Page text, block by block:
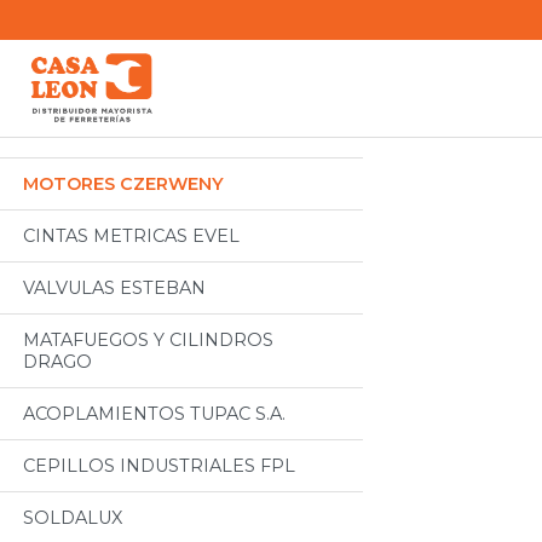
Categorias
Todos
MOTORES CZERWENY
CINTAS METRICAS EVEL
VALVULAS ESTEBAN
MATAFUEGOS Y CILINDROS
DRAGO
ACOPLAMIENTOS TUPAC S.A.
CEPILLOS INDUSTRIALES FPL
SOLDALUX